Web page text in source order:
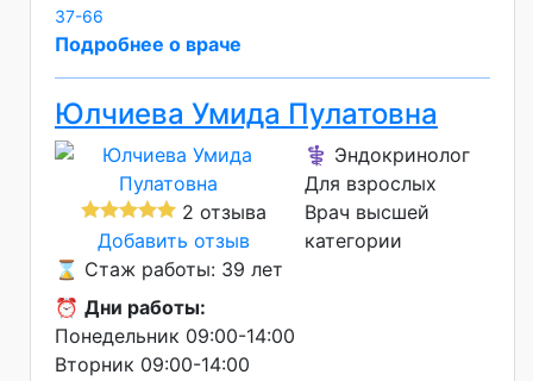
37-66
Подробнее о враче
Юлчиева Умида Пулатовна
2 отзыва
Добавить отзыв
⚕️ Эндокринолог
Для взрослых
Врач высшей
категории
⌛ Стаж работы: 39 лет
⏰ Дни работы:
Понедельник 09:00-14:00
Вторник 09:00-14:00